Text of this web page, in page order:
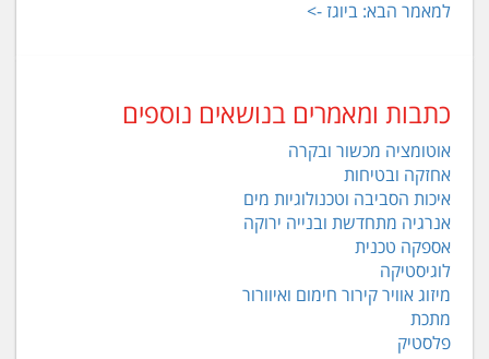
למאמר הבא: ביוגז ->
כתבות ומאמרים בנושאים נוספים
אוטומציה מכשור ובקרה
אחזקה ובטיחות
איכות הסביבה וטכנולוגיות מים
אנרגיה מתחדשת ובנייה ירוקה
אספקה טכנית
לוגיסטיקה
מיזוג אוויר קירור חימום ואיוורור
מתכת
פלסטיק